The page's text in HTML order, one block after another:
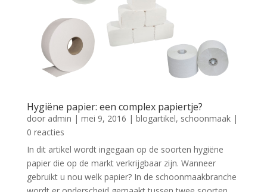
Hygiëne papier: een complex papiertje?
door admin | mei 9, 2016 | blogartikel, schoonmaak|
0 reacties
In dit artikel wordt ingegaan op de soorten hygiëne
papier die op de markt verkrijgbaar zijn. Wanneer
gebruikt u nou welk papier? In de schoonmaakbranche